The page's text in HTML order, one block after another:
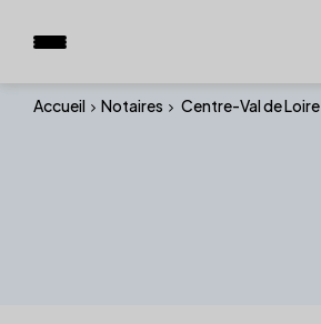
Accueil Notaires Centre-Val de Loire